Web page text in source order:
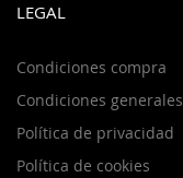
LEGAL
Condiciones compra
Condiciones generales
Política de privacidad
Política de cookies